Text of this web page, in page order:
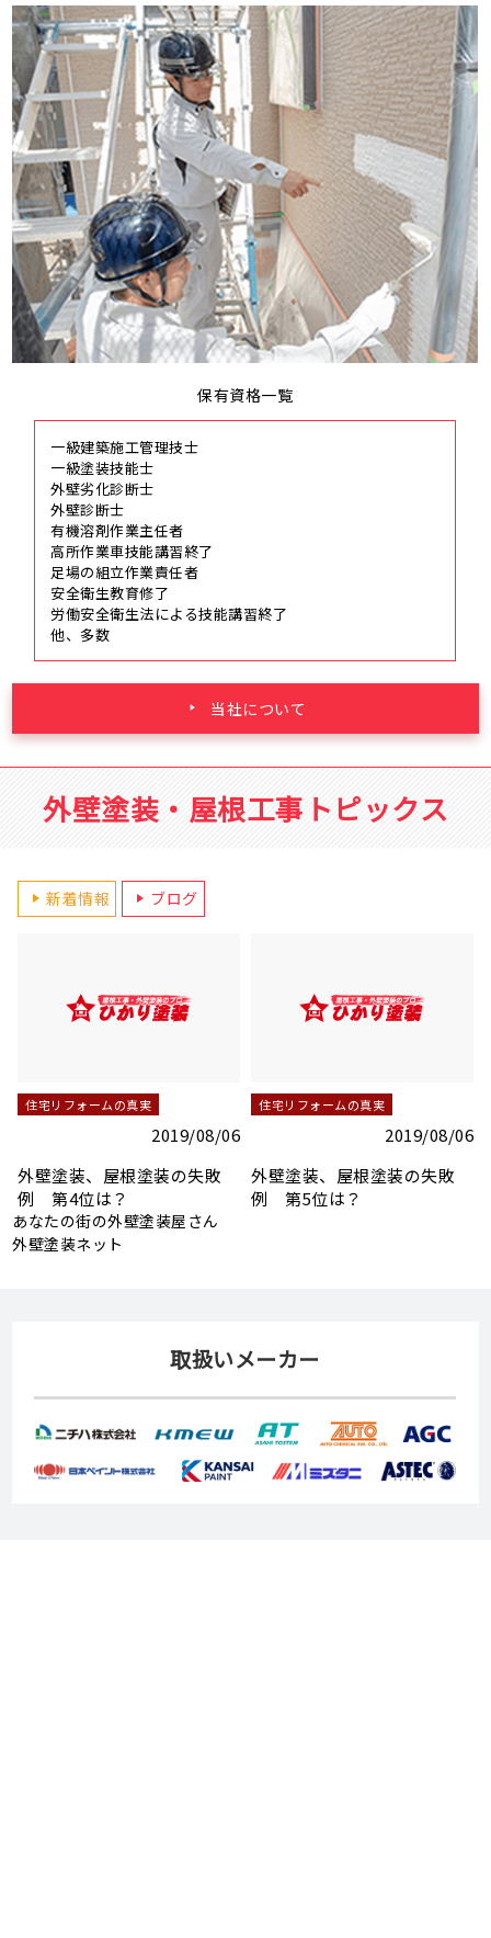
保有資格一覧
一級建築施工管理技士
一級塗装技能士
外壁劣化診断士
外壁診断士
有機溶剤作業主任者
高所作業車技能講習終了
足場の組立作業責任者
安全衛生教育修了
労働安全衛生法による技能講習終了
他、多数
当社について
外壁塗装・屋根工事トピックス
新着情報 ブログ
2019/08/06
2019/08/06
（外壁）
あなたの街の外壁塗装屋さん
外壁塗装ネット
取扱いメーカー